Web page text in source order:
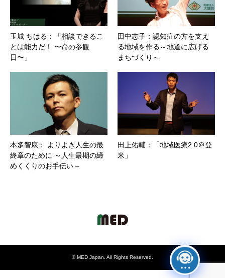
玉城 ちはる：「相談できるこ
とは能力だ！ 〜命の参観
日〜」
田中志子：認知症の方を支え
る地域を作る～地道に広げる
まちづくり～
本多智康： よりよき人生の最
終章のために ～人生最期の締
めくくりのお手伝い～
田上佑輔：「地域医療2.0＠登
米」
©MED Japan . All Rights Reserved.